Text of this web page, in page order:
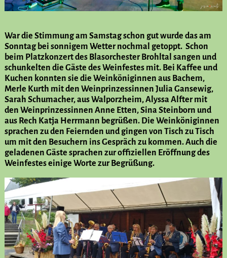
War die Stimmung am Samstag schon gut wurde das am
Sonntag bei sonnigem Wetter nochmal getoppt. Schon
beim Platzkonzert des Blasorchester Brohltal sangen und
schunkelten die Gäste des Weinfestes mit. Bei Kaffee und
Kuchen konnten sie die Weinköniginnen aus Bachem,
Merle Kurth mit den Weinprinzessinnen Julia Gansewig,
Sarah Schumacher, aus Walporzheim, Alyssa Alfter mit
den Weinprinzessinnen Anne Etten, Sina Steinborn und
aus Rech Katja Herrmann begrüßen. Die Weinköniginnen
sprachen zu den Feiernden und gingen von Tisch zu Tisch
um mit den Besuchern ins Gespräch zu kommen. Auch die
geladenen Gäste sprachen zur offiziellen Eröffnung des
Weinfestes einige Worte zur Begrüßung.